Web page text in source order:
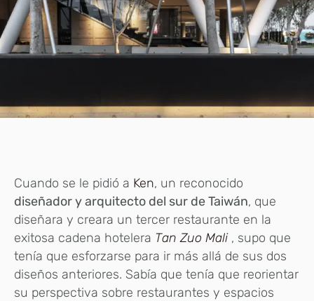
Cuando se le pidió a Ken, un reconocido
diseñador y arquitecto del sur de Taiwán, que
diseñara y creara un tercer restaurante en la
exitosa cadena hotelera Tan Zuo Mali , supo que
tenía que esforzarse para ir más allá de sus dos
diseños anteriores. Sabía que tenía que reorientar
su perspectiva sobre restaurantes y espacios